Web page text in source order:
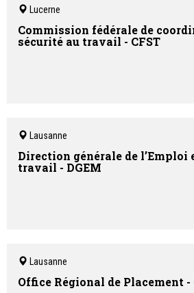
Lucerne
Commission fédérale de
sécurité au travail - CFST
Lausanne
Direction générale de l’Emploi
travail - DGEM
Lausanne
Office Régional de Placement -